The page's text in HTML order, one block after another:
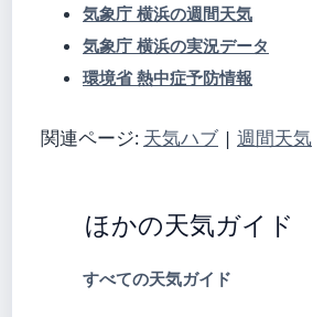
気象庁 横浜の週間天気
気象庁 横浜の実況データ
環境省 熱中症予防情報
関連ページ: 天気ハブ | 週間天気
ほかの天気ガイド
すべての天気ガイド